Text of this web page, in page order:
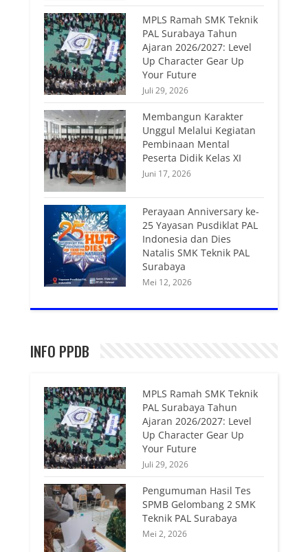
MPLS Ramah SMK Teknik
PAL Surabaya Tahun
Ajaran 2026/2027: Level
Up Character Gear Up
Your Future
Juli 29, 2026
Membangun Karakter
Unggul Melalui Kegiatan
Pembinaan Mental
Peserta Didik Kelas XI
Juni 17, 2026
Perayaan Anniversary ke-
25 Yayasan Pusdiklat PAL
Indonesia dan Dies
Natalis SMK Teknik PAL
Surabaya
Mei 12, 2026
INFO PPDB
MPLS Ramah SMK Teknik
PAL Surabaya Tahun
Ajaran 2026/2027: Level
Up Character Gear Up
Your Future
Juli 29, 2026
Pengumuman Hasil Tes
SPMB Gelombang 2 SMK
Teknik PAL Surabaya
Mei 2, 2026